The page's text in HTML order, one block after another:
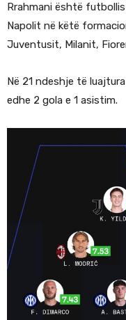
Rrahmani është
Napolit në këtë
Juventusit, Milanit,
Në 21 ndeshje të
edhe 2 gola e 1 asistim.